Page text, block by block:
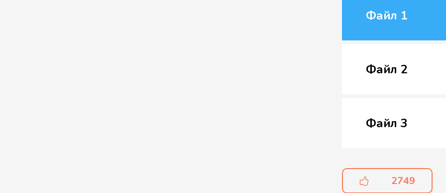
Файл 1
Файл 2
Файл 3
Файл 4
2749